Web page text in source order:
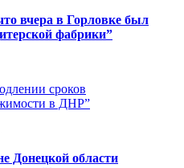
вчера в Горловке был
фабрики”
сроков
в ДНР”
Донецкой области